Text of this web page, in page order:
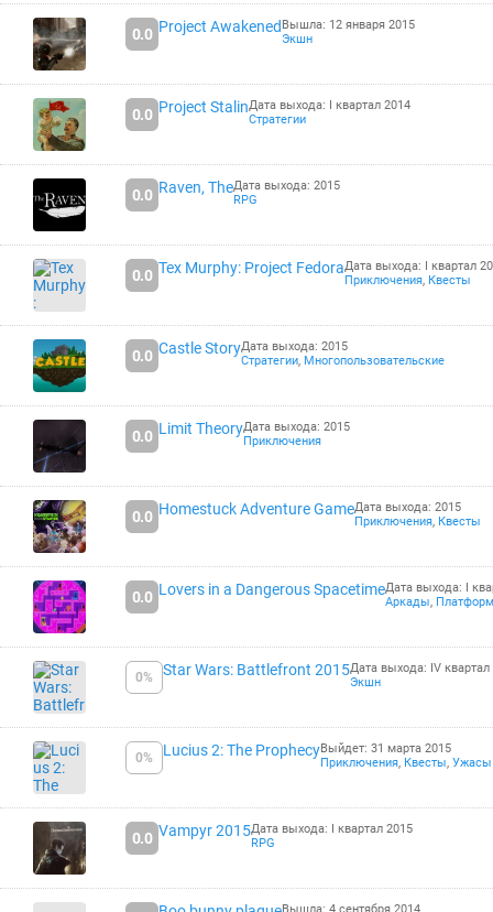
0.0 Project Awakened Вышла: 12 января 2015
Экшн
0.0 Project StalinДата выхода: I квартал 2014
Стратегии
0.0 Raven, TheДата выхода: 2015
RPG
0.0 Tex Murphy: Project FedoraДата выхода: I квартал
Приключения, Квесты
0.0 Castle StoryДата выхода: 2015
Стратегии, Многопользовательские
0.0 Limit TheoryДата выхода: 2015
Приключения
0.0 Homestuck Adventure GameДата выхода: 2015
Приключения, Квесты
0.0 Lovers in a Dangerous SpacetimeДата выхода: I
Аркады,
0% Star Wars: Battlefront 2015Дата выхода: IV квартал
Экшн
0% Lucius 2: The ProphecyВыйдет: 31 марта 2015
Приключения, Квесты, Ужасы
0.0 Vampyr 2015Дата выхода: I квартал 2015
RPG